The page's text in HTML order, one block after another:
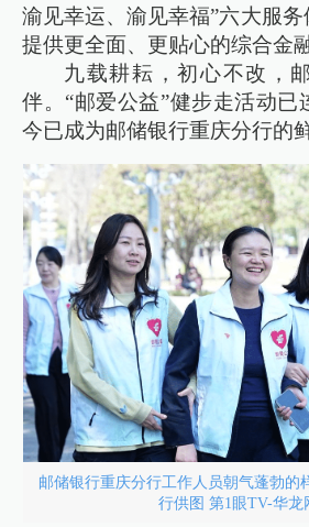
渝见幸运、渝见幸福”六大服
提供更全面、更贴心的综合金
九载耕耘，初心不改，
伴。“邮爱公益”健步走活动已
今已成为邮储银行重庆分行的
邮储银行重庆分行工作人员朝气蓬勃的
行供图 第1眼TV-华龙